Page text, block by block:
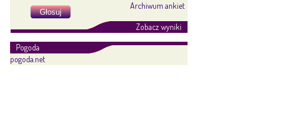
Zobacz wyniki
Archiwum ankiet
Pogoda
pogoda.net